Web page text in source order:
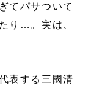
てパサついて
り…。実は、
表する三國清